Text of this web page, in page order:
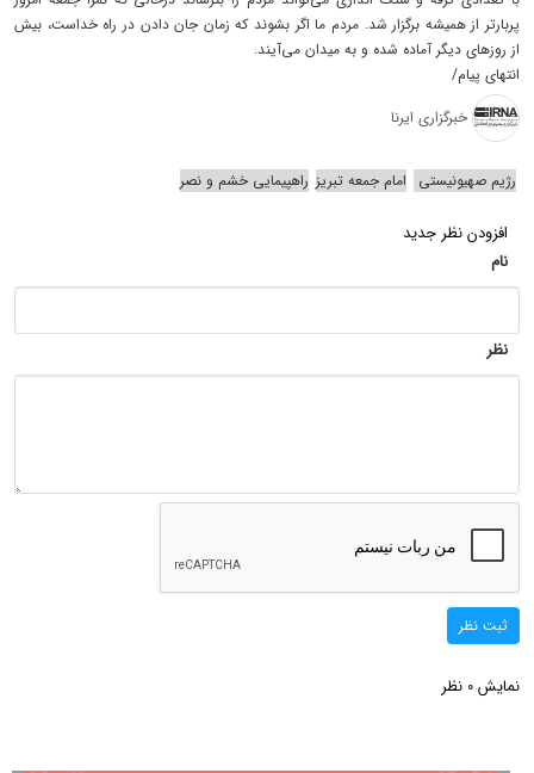
پربارتر از همیشه برگزار شد. مردم ما اگر بشوند که زمان جان دادن در راه خداست، بیش
از روزهای دیگر آماده شده و به میدان می‌آیند.
انتهای پیام/
خبرگزاری ایرنا
رژیم صهیونیستی امام جمعه تبریز راهپیمایی خشم و نصر
افزودن نظر جدید
نام
نظر
ثبت نظر
نمایش 0 نظر